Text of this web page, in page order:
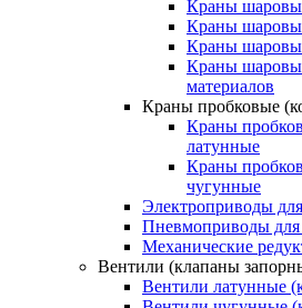
Краны
Краны
Краны
Краны
материалов
Краны пробковые
Краны
латунные
Краны
чугунные
Электроприводы
Пневмоприводы для
Механические
Вентили (клапаны
Вентили латунные